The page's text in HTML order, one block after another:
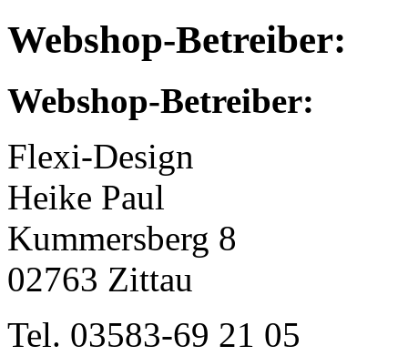
Webshop-Betreiber:
Webshop-Betreiber:
Flexi-Design
Heike Paul
Kummersberg 8
02763 Zittau
Tel. 03583-69 21 05